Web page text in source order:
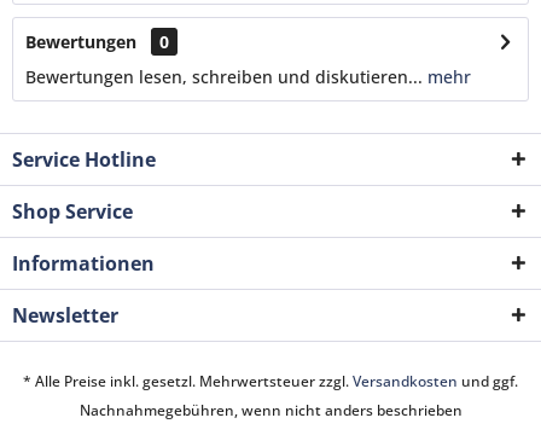
Bewertungen
0
Bewertungen lesen, schreiben und diskutieren... mehr
Service Hotline
Shop Service
Informationen
Newsletter
* Alle Preise inkl. gesetzl. Mehrwertsteuer zzgl.Versandkosten und ggf.
Nachnahmegebühren, wenn nicht anders beschrieben